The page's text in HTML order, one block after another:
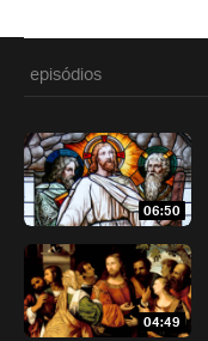
episódios
06:50
04:49